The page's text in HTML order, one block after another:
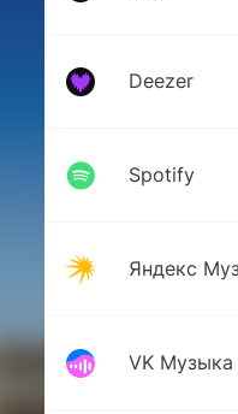
Deezer
Spotify
Яндекс
VK Музыка